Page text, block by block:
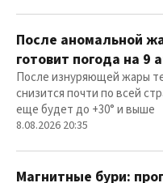
После аномальной
готовит погода на 9
После изнуряющей жары
снизится почти по всей
еще будет до +30° и выше
8.08.2026 20:35
Магнитные бури: